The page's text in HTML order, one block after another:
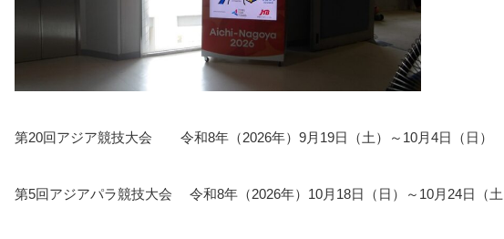
第20回アジア競技大会 令和8年（2026年）9月19日（土）～10月4日（日）
第5回アジアパラ競技大会 令和8年（2026年）10月18日（日）～10月24日（土